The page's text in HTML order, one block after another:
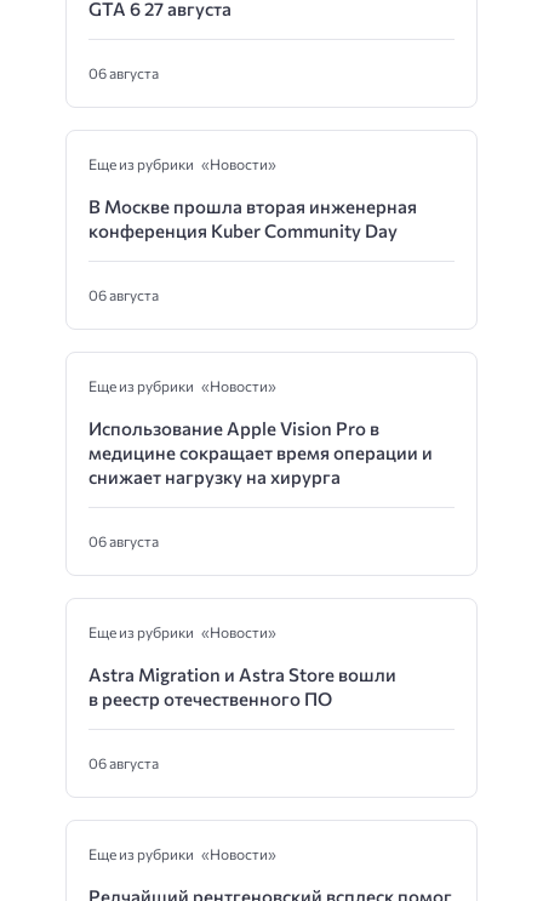
GTA 6 27 августа
06 августа
Еще из рубрики «Новости»
В Москве прошла вторая инженерная
конференция Kuber Community Day
06 августа
Еще из рубрики «Новости»
Использование Apple Vision Pro в
медицине сокращает время операции и
снижает нагрузку на хирурга
06 августа
Еще из рубрики «Новости»
Astra Migration и Astra Store вошли
в реестр отечественного ПО
06 августа
Еще из рубрики «Новости»
Редчайший рентгеновский всплеск помог